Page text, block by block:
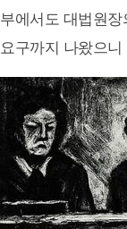
부에서도 대법원
요구까지 나왔으